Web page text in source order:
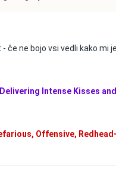
če ne bojo vsi vedli kako mi
Intense Kisses
Offensive,